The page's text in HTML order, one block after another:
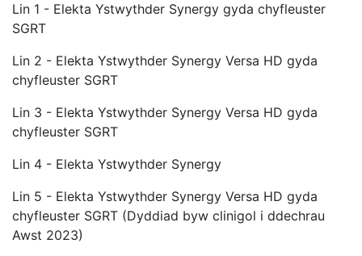
Lin 1 - Elekta Ystwythder Synergy gyda chyfleuster
SGRT
Lin 2 - Elekta Ystwythder Synergy Versa HD gyda
chyfleuster SGRT
Lin 3 - Elekta Ystwythder Synergy Versa HD gyda
chyfleuster SGRT
Lin 4 - Elekta Ystwythder Synergy
Lin 5 - Elekta Ystwythder Synergy Versa HD gyda
chyfleuster SGRT (Dyddiad byw clinigol i ddechrau
Awst 2023)